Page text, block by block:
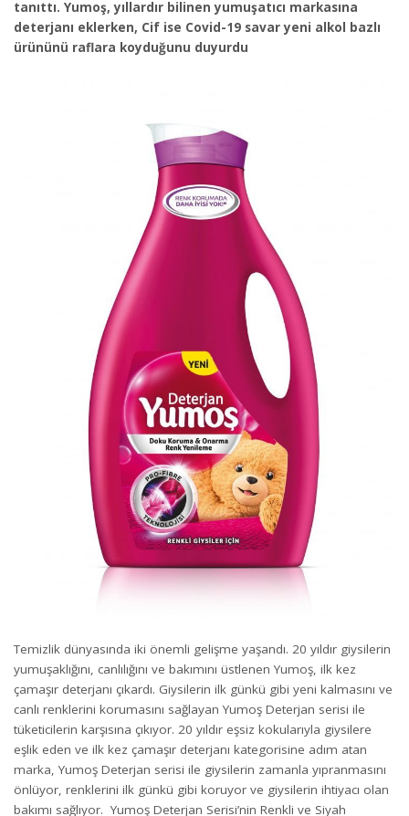
tanıttı. Yumoş, yıllardır bilinen yumuşatıcı markasına
deterjanı eklerken, Cif ise Covid-19 savar yeni alkol bazlı
ürününü raflara koyduğunu duyurdu
Temizlik dünyasında iki önemli gelişme yaşandı. 20 yıldır giysilerin
yumuşaklığını, canlılığını ve bakımını üstlenen Yumoş, ilk kez
çamaşır deterjanı çıkardı. Giysilerin ilk günkü gibi yeni kalmasını ve
canlı renklerini korumasını sağlayan Yumoş Deterjan serisi ile
tüketicilerin karşısına çıkıyor. 20 yıldır eşsiz kokularıyla giysilere
eşlik eden ve ilk kez çamaşır deterjanı kategorisine adım atan
marka, Yumoş Deterjan serisi ile giysilerin zamanla yıpranmasını
önlüyor, renklerini ilk günkü gibi koruyor ve giysilerin ihtiyacı olan
bakımı sağlıyor. Yumoş Deterjan Serisi’nin Renkli ve Siyah